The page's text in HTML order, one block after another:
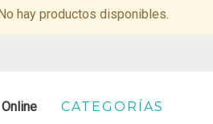
hay productos disponibles.
CATEGORÍAS